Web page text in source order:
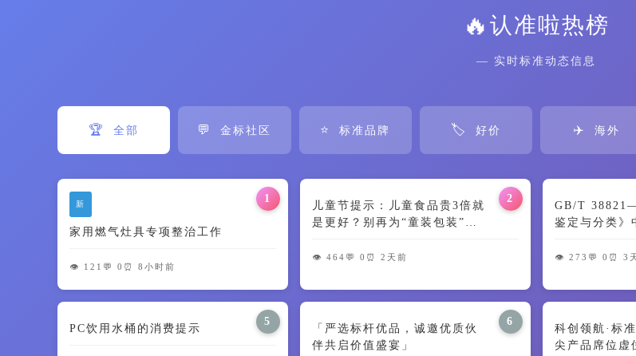
🔥认准啦热榜
— 实时标准动态信息
🏆 全部 💬 金标社区 ⭐ 标准品牌 🏷️ 好价 ✈️ 海外
1
新
家用燃气灶具专项整治工作
👁️ 121 💬 0 ⏰ 8小时前
2
儿童节提示：儿童食品贵3倍就
是更好？别再为“童装包装”交
👁️ 464 💬 0 ⏰ 2天前
GB/T
鉴定与分类》
👁️ 273 💬 0 ⏰ 3
5
PC饮用水桶的消费提示
6
「严选标杆优品，诚邀优质伙
伴共启价值盛宴」
科创领航·标
尖产品席位虚